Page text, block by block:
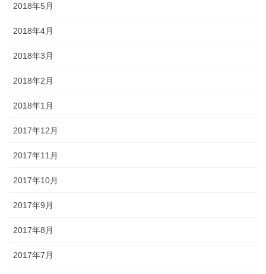
2018年5月
2018年4月
2018年3月
2018年2月
2018年1月
2017年12月
2017年11月
2017年10月
2017年9月
2017年8月
2017年7月